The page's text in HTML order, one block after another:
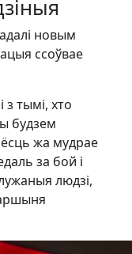
новым
ссоўвае
тымі, хто
будзем
жа мудрае
за бой і
людзі,